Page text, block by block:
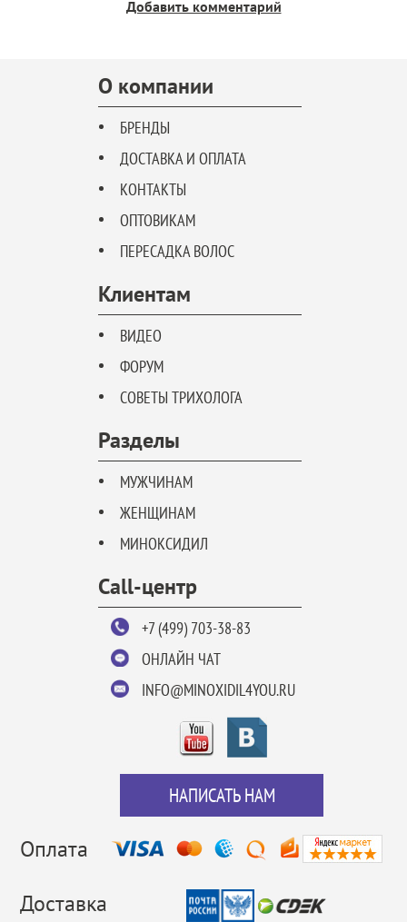
Добавить комментарий
О компании
БРЕНДЫ
ДОСТАВКА И ОПЛАТА
КОНТАКТЫ
ОПТОВИКАМ
ПЕРЕСАДКА ВОЛОС
Клиентам
ВИДЕО
ФОРУМ
СОВЕТЫ ТРИХОЛОГА
Разделы
МУЖЧИНАМ
ЖЕНЩИНАМ
МИНОКСИДИЛ
Call-центр
+7 (499) 703-38-83
ОНЛАЙН ЧАТ
INFO@MINOXIDIL4YOU.RU
НАПИСАТЬ НАМ
Оплата
Доставка